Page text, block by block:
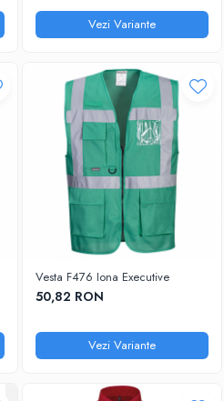
Vezi Variante
Vesta F476 Iona Executive
50,82 RON
Vezi Variante